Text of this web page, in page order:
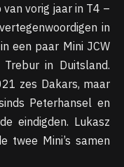
vorig jaar in T4 –
in
een paar Mini JCW
in Duitsland.
zes Dakars, maar
Peterhansel en
eindigden. Lukasz
twee Mini’s samen